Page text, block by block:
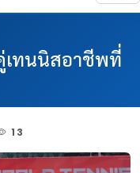
เทนนิสอาชีพที่
13